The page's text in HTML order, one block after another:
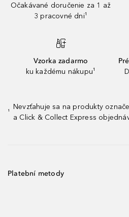
Očakávané doručenie za 1 až
3 pracovné dni¹
Vzorka zadarmo
ku každému nákupu¹
¹
Nevzťahuje sa na produkty
a Click & Collect Express
Platební metody